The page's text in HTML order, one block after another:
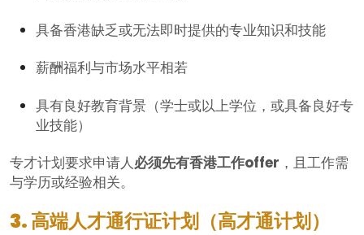
具备香港缺乏或无法即时提供的专业知识和技能
薪酬福利与市场水平相若
具有良好教育背景（学士或以上学位，或具备良好专
业技能）
专才计划要求申请人必须先有香港工作offer ，且工作需
与学历或经验相关。
3. 高端人才通行证计划（高才通计划）